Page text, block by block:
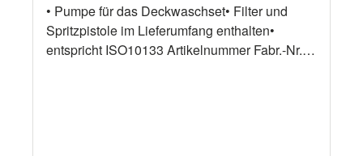
• Pumpe für das Deckwaschset• Filter und
Spritzpistole im Lieferumfang enthalten•
entspricht ISO10133 Artikelnummer Fabr.-Nr.